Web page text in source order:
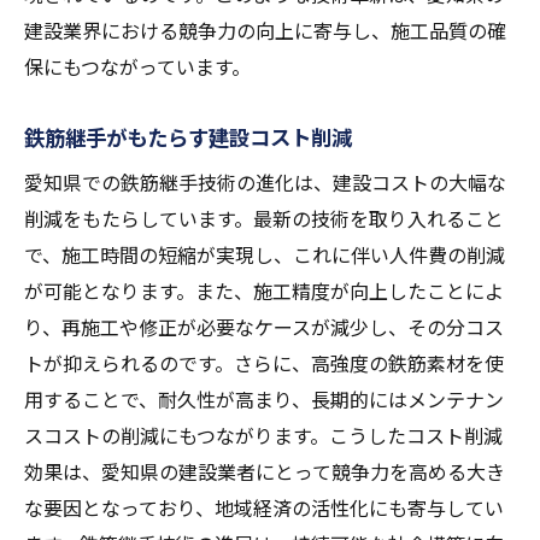
建設業界における競争力の向上に寄与し、施工品質の確
保にもつながっています。
鉄筋継手がもたらす建設コスト削減
愛知県での鉄筋継手技術の進化は、建設コストの大幅な
削減をもたらしています。最新の技術を取り入れること
で、施工時間の短縮が実現し、これに伴い人件費の削減
が可能となります。また、施工精度が向上したことによ
り、再施工や修正が必要なケースが減少し、その分コス
トが抑えられるのです。さらに、高強度の鉄筋素材を使
用することで、耐久性が高まり、長期的にはメンテナン
スコストの削減にもつながります。こうしたコスト削減
効果は、愛知県の建設業者にとって競争力を高める大き
な要因となっており、地域経済の活性化にも寄与してい